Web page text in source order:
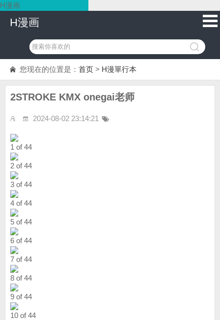
H漫画
H漫画
您现在的位置是： 首页 > H漫單行本
2STROKE KMX onegai老师
2024-08-02 23:14:21
1 of 44
2 of 44
3 of 44
4 of 44
5 of 44
6 of 44
7 of 44
8 of 44
9 of 44
10 of 44